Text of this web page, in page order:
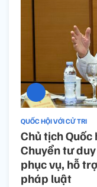
QUỐC HỘI VỚI CỬ TRI
Chủ tịch
Chuyển tư
phục vụ, hỗ
pháp luật